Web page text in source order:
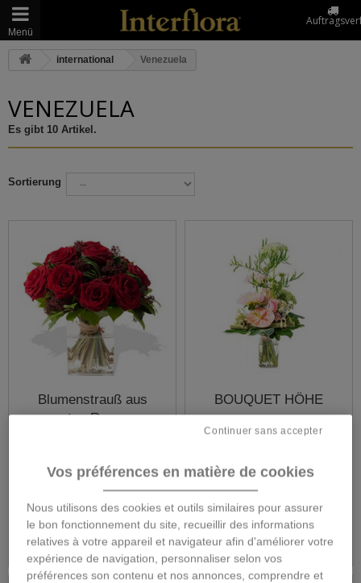
Menü
international Venezuela
VENEZUELA
Es gibt 10 Artikel.
Sortierung
Blumenstrauß aus
roten Rosen
75,00 €
Mehr
BOUQUET HÖHE
59,00 €
Mehr
Vos préférences en matière de cookies
Nous utilisons des cookies et outils similaires pour assurer
le bon fonctionnement du site, recueillir des informations
relatives à votre appareil et navigateur afin d'améliorer votre
expérience de navigation, personnaliser selon vos
préférences son contenu et nos annonces, comprendre et
Continuer sans accepter